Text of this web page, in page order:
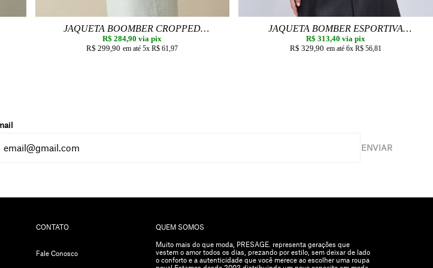
JAQUETA BOOMBER CROPPED
DEBBY
R$ 284,90 via pix
R$ 299,90
5xR$ 61,97
JAQUETA BOMBER ESPORTIVA
TWEED
R$ 313,40 via pix
R$ 329,90
6xR$ 56,81
ENVIAR
CONTATO
Fale Conosco
QUEM SOMOS
Muito mais do que moda, PRESAGE. representa gerações que
vestem o amor todos os dias, prezando por estilo, sem deixar de lado
o conforto e a autenticidade que você merece ao escolher uma roupa